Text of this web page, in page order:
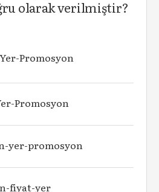
olarak verilmiştir?
Promosyon
Promosyon
yer-promosyon
fiyat-yer